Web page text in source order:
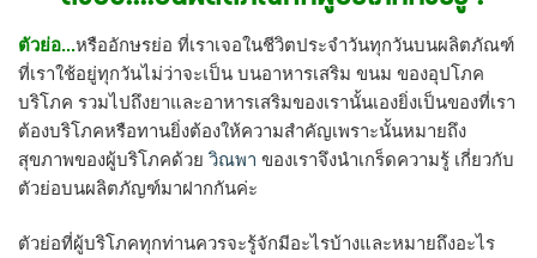
ตัวย่อ...หรืออักษรย่อ ที่เราเจอในชีวิตประจำวันทุกวันบนผลิตภัณฑ์
ที่เราใช้อยู่ทุกวันไม่ว่าจะเป็น บนอาหารเสริม ขนม ของอุปโภค
บริโภค รวมไปถึงยาและอาหารเสริมของเรานั้นเองยิ่งเป็นของที่เรา
ต้องบริโภคหรือทานยิ่งต้องให้ความสำคัญเพราะนั้นหมายถึง
สุขภาพของผู้บริโภคด้วย วิณพา ของเราจึงนำเกร็ดความรู้ เกี่ยวกับ
ตัวย่อบนผลิตภัญฑ์มาฝากกันค่ะ
ตัวย่อที่ผู้บริโภคทุกท่านควรจะรู้จักมีอะไรบ้างและหมายถึงอะไร